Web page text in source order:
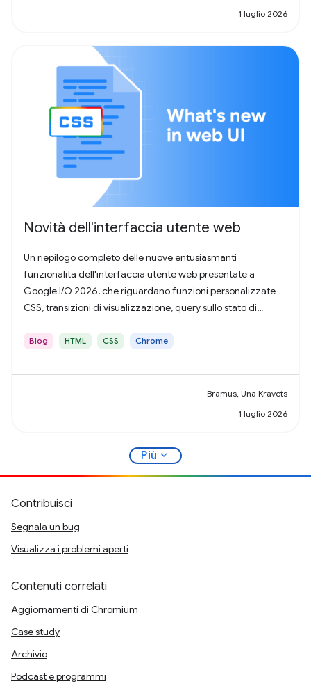
1 luglio 2026
Novità dell'interfaccia utente web
Un riepilogo completo delle nuove entusiasmanti
funzionalità dell'interfaccia utente web presentate a
Google I/O 2026, che riguardano funzioni personalizzate
CSS, transizioni di visualizzazione, query sullo stato di
Blog HTML CSS Chrome
Bramus, Una Kravets
1 luglio 2026
Più expand_more
Contribuisci
Segnala un bug
Visualizza i problemi aperti
Contenuti correlati
Aggiornamenti di Chromium
Case study
Archivio
Podcast e programmi